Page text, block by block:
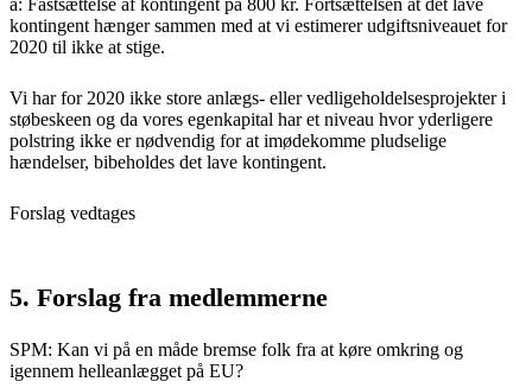
kontingent hænger sammen med at vi estimerer udgiftsniveauet for
2020 til ikke at stige.
Vi har for 2020 ikke store anlægs- eller vedligeholdelsesprojekter i
støbeskeen og da vores egenkapital har et niveau hvor yderligere
polstring ikke er nødvendig for at imødekomme pludselige
hændelser, bibeholdes det lave kontingent.
Forslag vedtages
5. Forslag fra medlemmerne
SPM: Kan vi på en måde bremse folk fra at køre omkring og
igennem helleanlægget på EU?